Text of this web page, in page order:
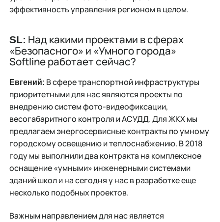
эффективность управления регионом в целом.
SL: Над какими проектами в сферах
«Безопасного» и «Умного города»
Softline работает сейчас?
Евгений: В сфере транспортной инфраструктуры
приоритетными для нас являются проекты по
внедрению систем фото-видеофиксации,
весогабаритного контроля и АСУДД. Для ЖКХ мы
предлагаем энергосервисные контракты по умному
городскому освещению и теплоснабжению. В 2018
году мы выполнили два контракта на комплексное
оснащение «умными» инженерными системами
зданий школ и на сегодня у нас в разработке еще
несколько подобных проектов.
Важным направлением для нас является